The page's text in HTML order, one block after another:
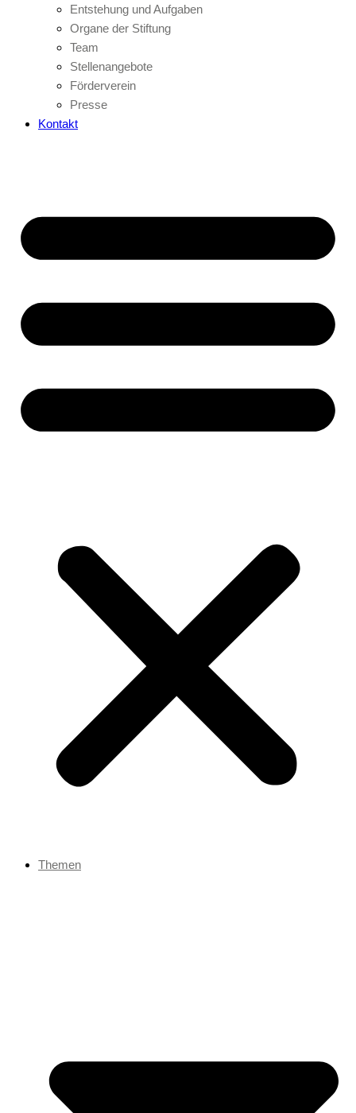
Entstehung und Aufgaben
Organe der Stiftung
Team
Stellenangebote
Förderverein
Presse
Kontakt
Themen